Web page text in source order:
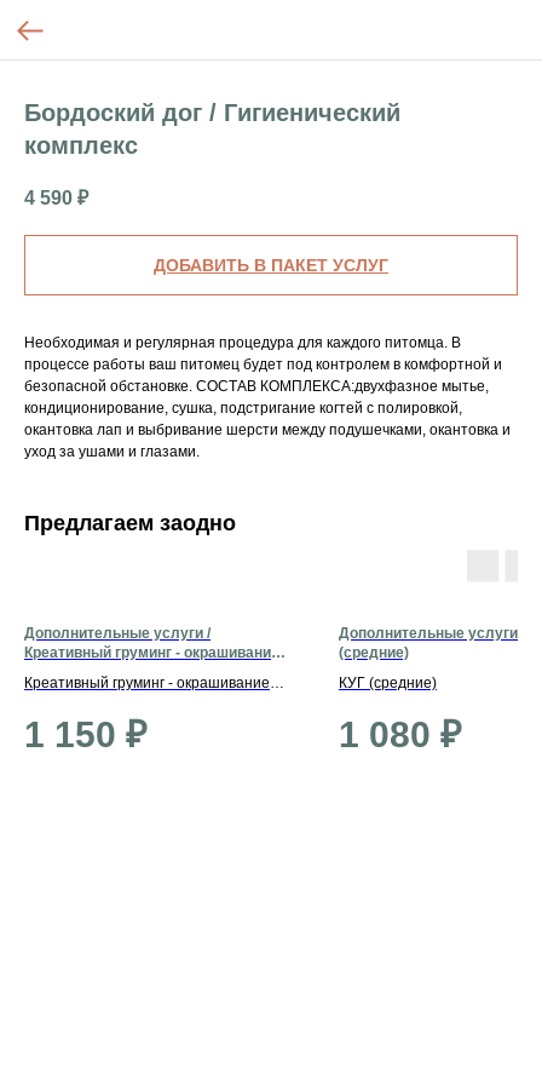
Бордоский дог / Гигиенический
комплекс
4 590 ₽
ДОБАВИТЬ В ПАКЕТ УСЛУГ
Необходимая и регулярная процедура для каждого питомца. В
процессе работы ваш питомец будет под контролем в комфортной и
безопасной обстановке. СОСТАВ КОМПЛЕКСА:двухфазное мытье,
кондиционирование, сушка, подстригание когтей с полировкой,
окантовка лап и выбривание шерсти между подушечками, окантовка и
уход за ушами и глазами.
Предлагаем заодно
Дополнительные услуги /
Креативный груминг - окрашивание
Креативный груминг - окрашивание
1 150 ₽
Дополнительные услуги /
(средние)
КУГ (средние)
1 080 ₽